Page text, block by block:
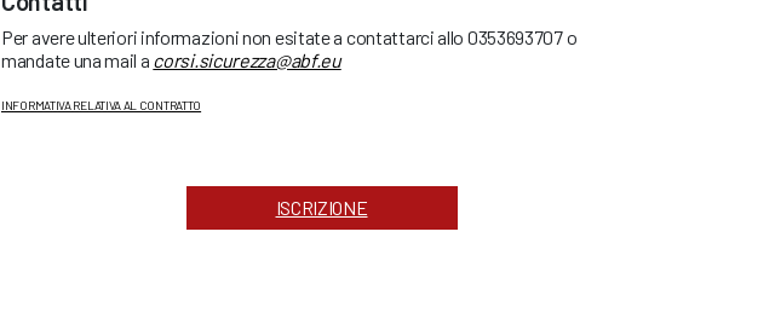
Per avere ulteriori informazioni non esitate a contattarci allo 0353693707 o
mandate una mail a corsi.sicurezza@abf.eu
INFORMATIVA RELATIVA AL CONTRATTO
ISCRIZIONE